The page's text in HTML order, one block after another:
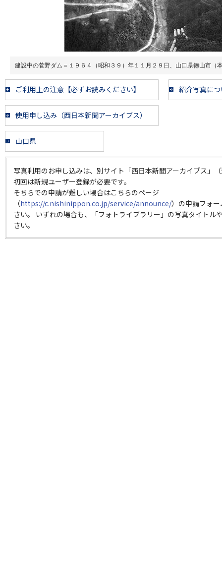
建設中の菅野ダム＝１９６４（昭和３９）年１１月２９日、山口県徳山市（
ご利用上の注意【必ずお読みください】 紹介写真に
使用申し込み（西日本新聞アーカイブス）
山口県
写真利用のお申し込みは、別サイト「西日本新聞アーカイブス」
初回は新規ユーザー登録が必要です。
そちらでの申請が難しい場合はこちらのページ
（https://c.nishinippon.co.jp/service/announce/）の申請フォ
さい。 いずれの場合も、「フォトライブラリー」の写真タイトル
さい。